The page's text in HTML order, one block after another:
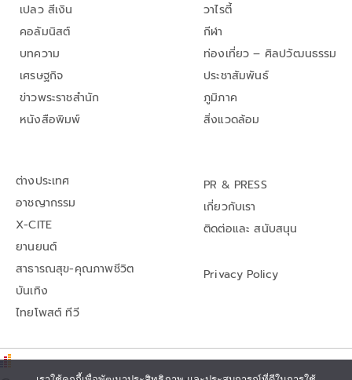
เปลว สีเงิน
คอลัมนิสต์
บทความ
เศรษฐกิจ
ข่าวพระราชสำนัก
หนังสือพิมพ์
วาไรตี้
กีฬา
ท่องเที่ยว – ศิลปวัฒนธรรม
ประชาสัมพันธ์
ภูมิภาค
สิ่งแวดล้อม
ต่างประเทศ
อาชญากรรม
X-CITE
ยานยนต์
สาธารณสุข-คุณภาพชีวิต
บันเทิง
ไทยโพสต์ ทีวี
PR & PRESS
เกี่ยวกับเรา
ติดต่อและ สนับสนุน
Privacy Policy